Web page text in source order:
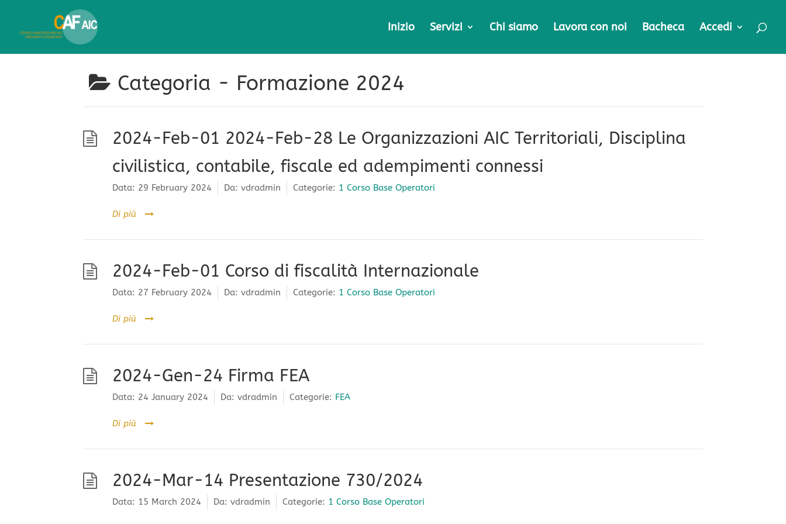
Inizio Servizi Chi siamo Lavora con noi Bacheca Accedi
Categoria - Formazione 2024
2024-Feb-01 2024-Feb-28 Le Organizzazioni AIC Territoriali, Disciplina
civilistica, contabile, fiscale ed adempimenti connessi
Data: 29 February 2024 Da: vdradmin Categorie: 1 Corso Base Operatori
Di più
2024-Feb-01 Corso di fiscalità Internazionale
Data: 27 February 2024 Da: vdradmin Categorie: 1 Corso Base Operatori
Di più
2024-Gen-24 Firma FEA
Data: 24 January 2024 Da: vdradmin Categorie: FEA
Di più
2024-Mar-14 Presentazione 730/2024
Data: 15 March 2024 Da: vdradmin Categorie: 1 Corso Base Operatori